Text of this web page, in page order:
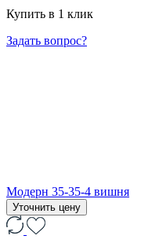
Купить в 1 клик
Задать вопрос?
Модерн 35-35-4 вишня
Уточнить цену